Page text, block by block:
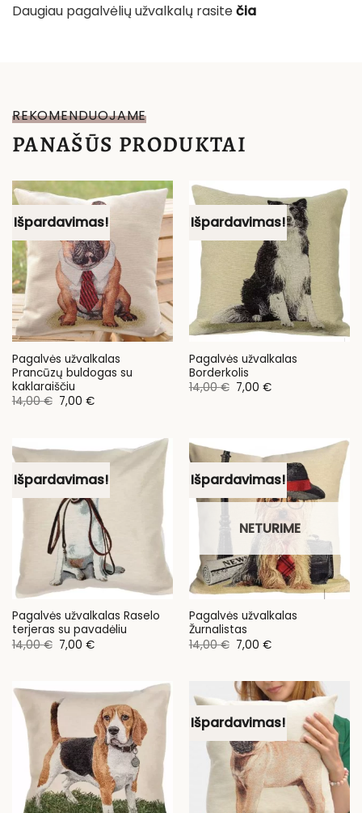
Daugiau pagalvėlių užvalkalų rasitečia
REKOMENDUOJAME
PANAŠŪS PRODUKTAI
Išpardavimas!
Pagalvės užvalkalas
Prancūzų buldogas su
kaklaraiščiu
14,00€ Original
price
7,00 €Current
Išpardavimas!
Pagalvės užvalkalas
Borderkolis
14,00€ Original
price
7,00 €Current
Išpardavimas!
Pagalvės užvalkalas Raselo
terjeras su pavadėliu
14,00€ Original
price
7,00 €Current
Išpardavimas!
NETURIME
Pagalvės užvalkalas
Žurnalistas
14,00€ Original
price
7,00 €Current
Išpardavimas!